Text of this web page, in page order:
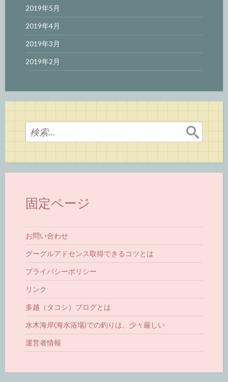
2019年5月
2019年4月
2019年3月
2019年2月
索:
固定ページ
お問い合わせ
グーグルアドセンス取得できるコツとは
プライバシーポリシー
リンク
多越（タコシ）ブログとは
水木海岸(海水浴場)での釣りは、少々厳しい
運営者情報